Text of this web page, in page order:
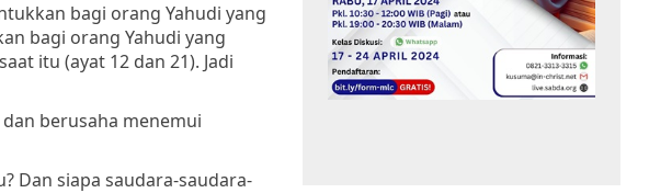
bagi orang Yahudi yang
bagi orang Yahudi yang
itu (ayat 12 dan 21). Jadi
berusaha menemui
Dan siapa saudara-saudara-